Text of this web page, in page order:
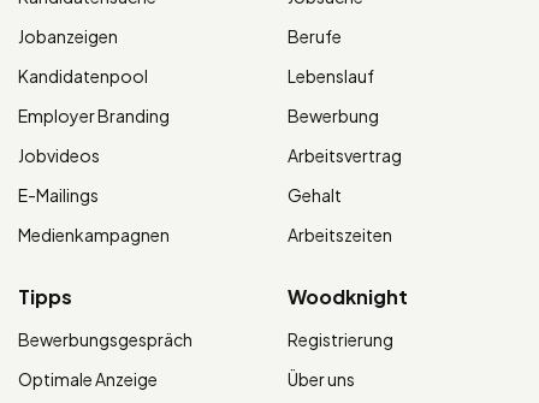
Jobanzeigen
Kandidatenpool
Employer Branding
Jobvideos
E-Mailings
Medienkampagnen
Berufe
Lebenslauf
Bewerbung
Arbeitsvertrag
Gehalt
Arbeitszeiten
Tipps
Bewerbungsgespräch
Optimale Anzeige
Woodknight
Registrierung
Über uns